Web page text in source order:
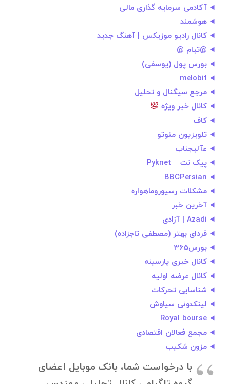
آکادمی سرمایه گذاری مالی
هوشمند
کانال رادیو موزیکس | آهنگ جدید
@تیام @
بورس پول (یوسفی)
melobit
مرجع سیگنال و تحلیل
کانال خبر ویژه
کاف
تلویزیون منوتو
عآلیجناب
پیک نت – Pyknet
BBCPersian
مشکلات رسیوروماهواره
آخرین خبر
Azadi | آزادی
فردای بهتر (مصطفی تاجزاده)
بورس365
کانال خبری پارسینه
کانال عرضه اولیه
شناسایی تحرکات
لینکدونی سیاوش
Royal bourse
مجمع فعالان اقتصادی
مزون شکیب
با درخواست شما، بانک موبایل اعضای